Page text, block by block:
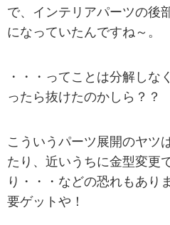
で、インテリアパーツの後
になっていたんですね～。
・・・ってことは分解しな
ったら抜けたのかしら？？
こういうパーツ展開のヤツ
たり、近いうちに金型変更
り・・・などの恐れもあり
要ゲットや！